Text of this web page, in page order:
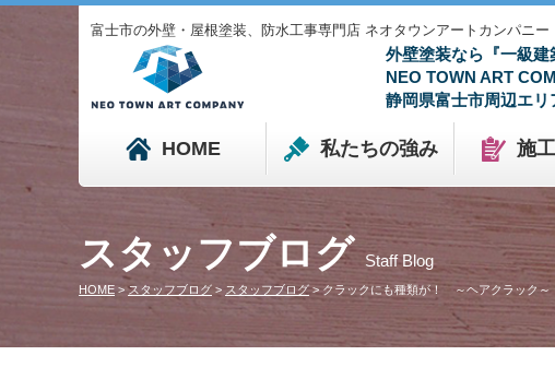
富士市の外壁・屋根塗装、防水工事専門店 ネオタウンアートカンパニー
外壁塗装なら『一級
NEO TOWN ART
静岡県富士市周辺エリ
HOME 私たちの強み 施
スタッフブログStaff Blog
HOME > スタッフブログ > スタッフブログ>クラックにも種類が！ ～ヘアクラック～